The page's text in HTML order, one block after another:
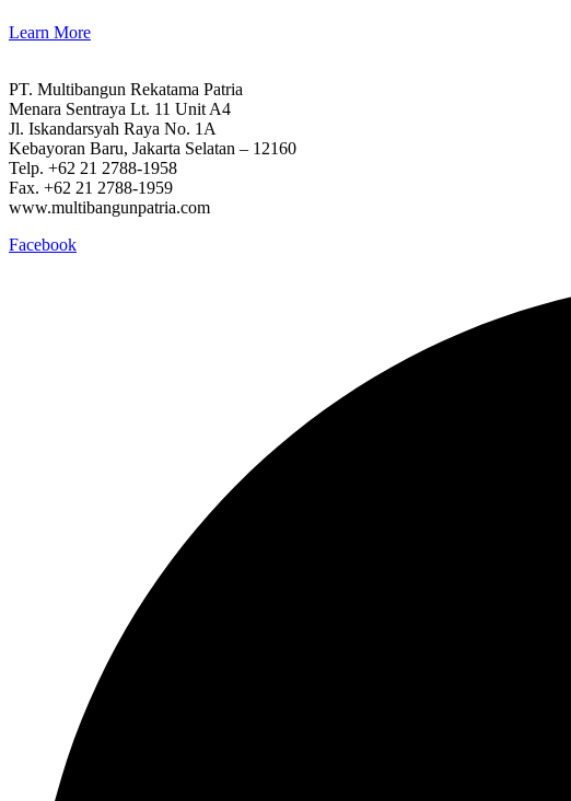
Learn More
PT. Multibangun Rekatama Patria
Menara Sentraya Lt. 11 Unit A4
Jl. Iskandarsyah Raya No. 1A
Kebayoran Baru, Jakarta Selatan – 12160
Telp. +62 21 2788-1958
Fax. +62 21 2788-1959
www.multibangunpatria.com
Facebook